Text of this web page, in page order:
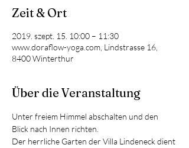
Zeit & Ort
2019. szept. 15. 10:00 – 11:30
www.doraflow-yoga.com, Lindstrasse 16,
8400 Winterthur
Über die Veranstaltung
Unter freiem Himmel abschalten und den
Blick nach Innen richten.
Der herrliche Garten der Villa Lindeneck dient